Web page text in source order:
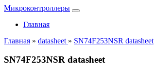
Микроконтроллеры
Главная
Главная » datasheet » SN74F253NSR datasheet
SN74F253NSR datasheet